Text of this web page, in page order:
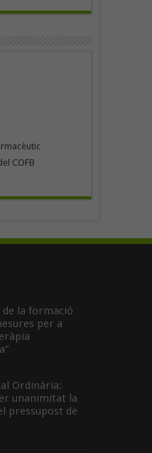
COFB
de la formació
per a
Ordinària:
unanimitat la
pressupost de